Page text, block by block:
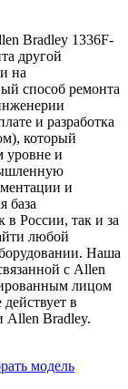
Bradley 1336F-
другой
на
способ ремонта
и разработка
который
уровне и
и
база
в России, так и за
любой
Наша
с Allen
лицом
в
Allen Bradley.
модель